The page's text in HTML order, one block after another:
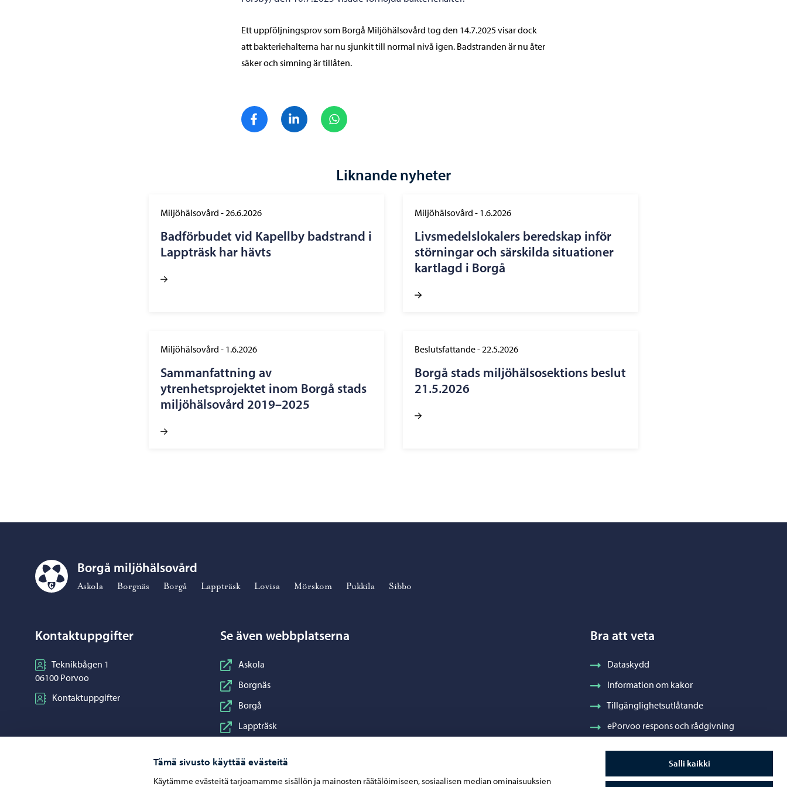
Tämä sivusto käyttää evästeitä
Käytämme evästeitä tarjoamamme sisällön ja mainosten räätälöimiseen, sosiaalisen median ominaisuuksien
Salli kaikki
Ett uppföljningsprov som Borgå Miljöhälsovård tog den 14.7.2025 visar dock
att bakteriehalterna har nu sjunkit till normal nivå igen. Badstranden är nu åter
säker och simning är tillåten.
Dela på FacebookDela på LinkedIn
Liknande nyheter
Miljöhälsovård -26.6.2026
Badförbudet vid Kapellby badstrand i
Lappträsk har hävts
Miljöhälsovård - 1.6.2026
Livsmedelslokalers beredskap inför
störningar och särskilda situationer
kartlagd i Borgå
Miljöhälsovård - 1.6.2026
Sammanfattning av
ytrenhetsprojektet inom Borgå stads
miljöhälsovård 2019–2025
Beslutsfattande-22.5.2026
Borgå stads miljöhälsosektions beslut
21.5.2026
Borgå miljöhälsovård – Gå till startsidan
Borgå miljöhälsovård
Askola Borgnäs Borgå Lappträsk Lovisa Mörskom Pukkila Sibbo
Kontaktuppgifter
Teknikbågen 1
06100 Porvoo
Kontaktuppgifter
Se även webbplatserna
Askola
Borgnäs
Borgå
Lappträsk
Mörskom
Bra att veta
Dataskydd
Information om kakor
Tillgänglighetsutlåtande
ePorvoo respons och rådgivning